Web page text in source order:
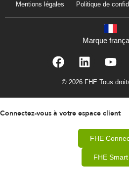
Mentions légales Politique de
Marque
© 2026 FHE Tous
Connectez-vous à votre espace client
FHE
FHE Smart